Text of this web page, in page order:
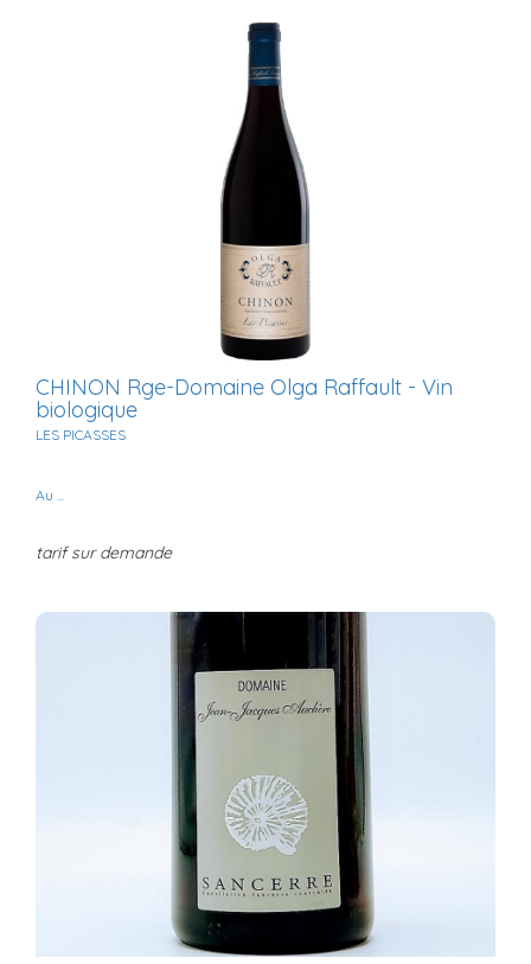
CHINON Rge-Domaine Olga Raffault - Vin
biologique
LES PICASSES
Au ...
tarif sur demande